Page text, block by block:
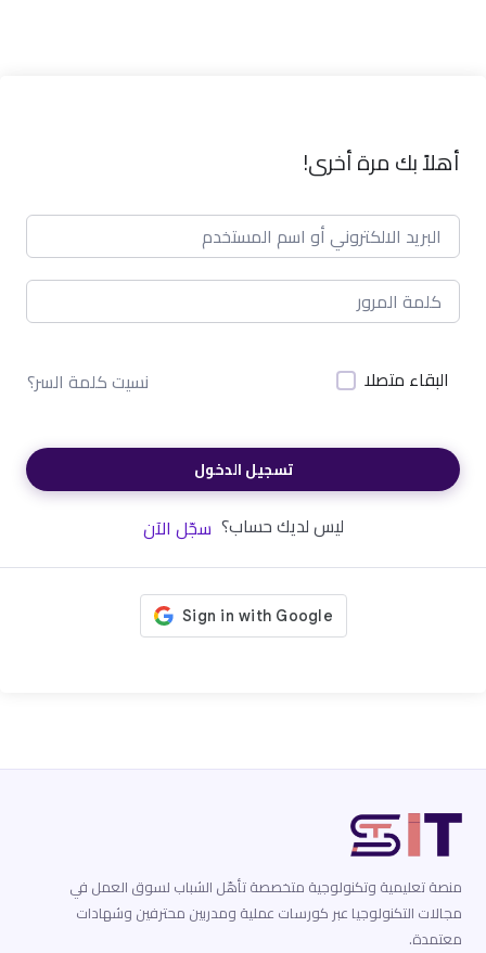
أهلاً بك مرة أخرى!
البقاء متصلا نسيت كلمة السر؟
تسجيل الدخول
ليس لديك حساب؟ سجّل الآن
منصة تعليمية وتكنولوجية متخصصة تأهّل الشباب لسوق العمل في
مجالات التكنولوجيا عبر كورسات عملية ومدربين محترفين وشهادات
معتمدة.